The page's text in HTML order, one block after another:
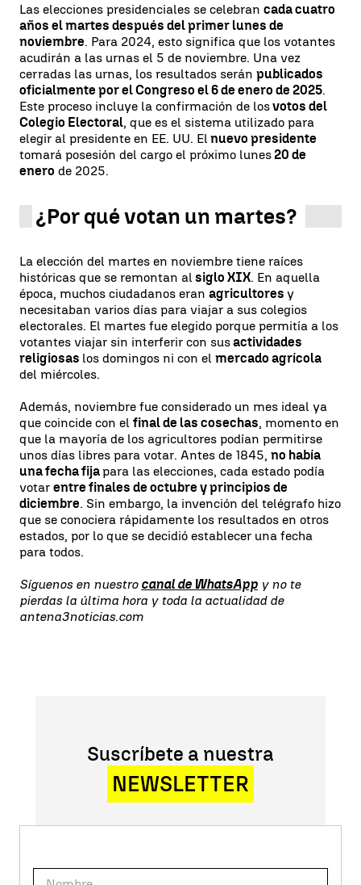
Las elecciones presidenciales se celebran cada cuatro
años el martes después del primer lunes de
noviembre. Para 2024, esto significa que los votantes
acudirán a las urnas el 5 de noviembre. Una vez
cerradas las urnas, los resultados serán publicados
oficialmente por el Congreso el 6 de enero de 2025.
Este proceso incluye la confirmación de losvotos del
Colegio Electoral, que es el sistema utilizado para
elegir al presidente en EE. UU. El nuevo presidente
tomará posesión del cargo el próximo lunes20 de
enero de 2025.
¿Por qué votan un martes?
La elección del martes en noviembre tiene raíces
históricas que se remontan al siglo XIX. En aquella
época, muchos ciudadanos eran agricultores y
necesitaban varios días para viajar a sus colegios
electorales. El martes fue elegido porque permitía a los
votantes viajar sin interferir con susactividades
religiosas los domingos ni con el mercado agrícola
del miércoles.
Además, noviembre fue considerado un mes ideal ya
que coincide con el final de las cosechas, momento en
que la mayoría de los agricultores podían permitirse
unos días libres para votar. Antes de 1845, no había
una fecha fijapara las elecciones, cada estado podía
votar entre finales de octubre y principios de
diciembre. Sin embargo, la invención del telégrafo hizo
que se conociera rápidamente los resultados en otros
estados, por lo que se decidió establecer una fecha
para todos.
Síguenos en nuestro canal de WhatsApp y no te
pierdas la última hora y toda la actualidad de
antena3noticias.com
Suscríbete a nuestra
NEWSLETTER